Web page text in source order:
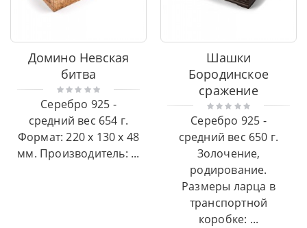
Домино Невская
битва
Серебро 925 -
средний вес 654 г.
Формат: 220 x 130 x 48
мм. Производитель: ...
Шашки
Бородинское
сражение
Серебро 925 -
средний вес 650 г.
Золочение,
родирование.
Размеры ларца в
транспортной
коробке: ...